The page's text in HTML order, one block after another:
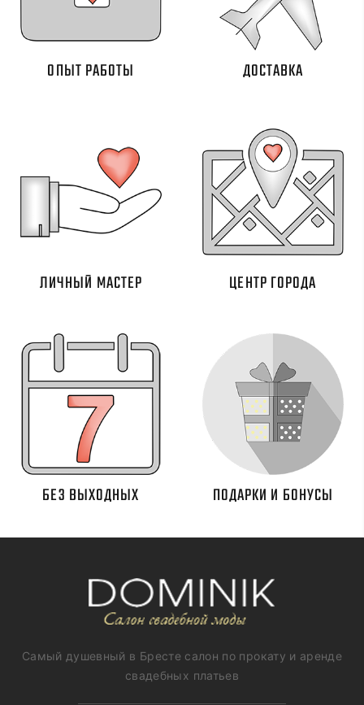
ОПЫТ РАБОТЫ ДОСТАВКА
ЛИЧНЫЙ МАСТЕР ЦЕНТР ГОРОДА
БЕЗ ВЫХОДНЫХ ПОДАРКИ И БОНУСЫ
Самый душевный в Бресте салон по прокату и аренде
свадебных платьев